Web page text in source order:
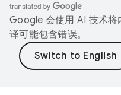
Google 会使用 AI 技术将
译可能包含错误。